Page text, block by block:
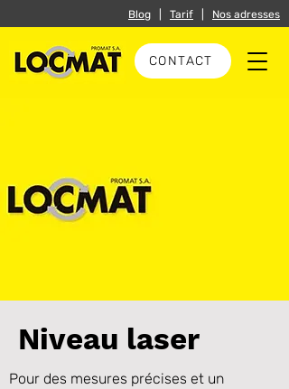
CONTACT
Blog Tarif Nos adresses
Niveau laser
Pour des mesures précises et un